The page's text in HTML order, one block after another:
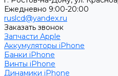
Ежедневно 9:00-20:00
ruslcd@yandex.ru
Заказать звонок
Запчасти Apple
Аккумуляторы iPhone
Банки iPhone
Винты iPhone
Динамики iPhone